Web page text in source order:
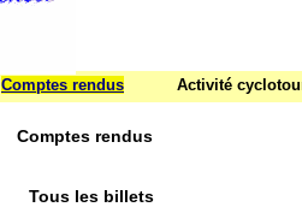
Comptes rendus
Activité
Comptes rendus
Tous les billets